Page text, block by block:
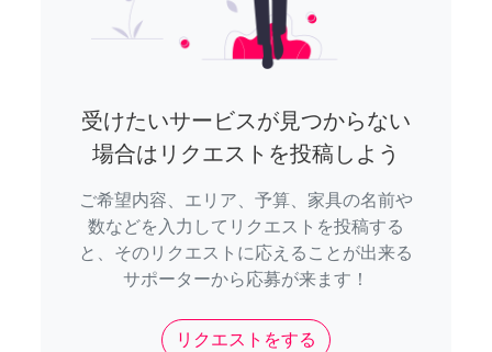
受けたいサービスが見つからない
場合はリクエストを投稿しよう
ご希望内容、エリア、予算、家具の名前や
数などを入力してリクエストを投稿する
と、そのリクエストに応えることが出来る
サポーターから応募が来ます！
リクエストをする